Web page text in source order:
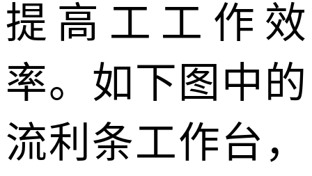
提高工工作效
率。如下图中的
流利条工作台，